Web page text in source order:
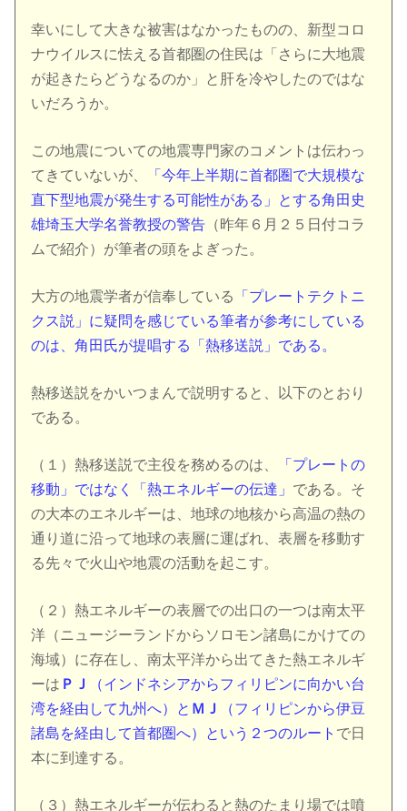
幸いにして大きな被害はなかったものの、新型コロ
ナウイルスに怯える首都圏の住民は「さらに大地震
が起きたらどうなるのか」と肝を冷やしたのではな
いだろうか。
この地震についての地震専門家のコメントは伝わっ
てきていないが、
「今年上半期に首都圏で大規模な
直下型地震が発生する可能性がある」とする角田史
雄埼玉大学名誉教授の警告 （昨年６月２５日付コラ
ムで紹介）が筆者の頭をよぎった。
大方の地震学者が信奉している
「プレートテクトニ
クス説」に疑問を感じている筆者が参考にしている
のは、角田氏が提唱する「熱移送説」である。
熱移送説をかいつまんで説明すると、以下のとおり
である。
（１）熱移送説で主役を務めるのは、
「プレートの
移動」ではなく「熱エネルギーの伝達」 である。そ
の大本のエネルギーは、地球の地核から高温の熱の
通り道に沿って地球の表層に運ばれ、表層を移動す
る先々で火山や地震の活動を起こす。
（２）熱エネルギーの表層での出口の一つは南太平
洋（ニュージーランドからソロモン諸島にかけての
海域）に存在し、南太平洋から出てきた熱エネルギ
ーは ＰＪ
（インドネシアからフィリピンに向かい台
湾を経由して九州へ）と ＭＪ
（フィリピンから伊豆
諸島を経由して首都圏へ）という２つのルート で日
本に到達する。
（３）熱エネルギーが伝わると熱のたまり場では噴